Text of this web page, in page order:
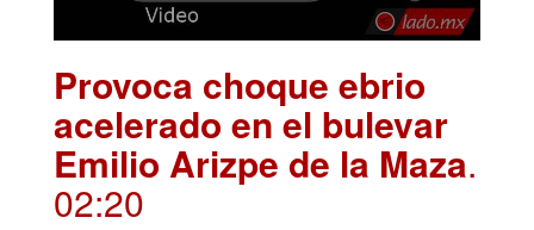
Provoca choque ebrio
acelerado en el bulevar
Emilio Arizpe de la Maza.
02:20